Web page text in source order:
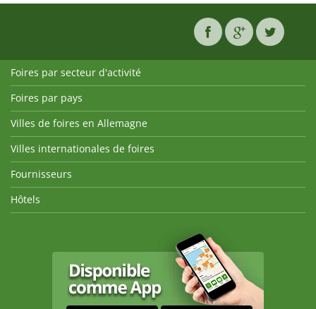
Foires par secteur d'activité
Foires par pays
Villes de foires en Allemagne
Villes internationales de foires
Fournisseurs
Hôtels